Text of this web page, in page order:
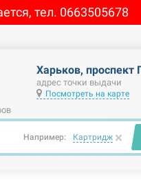
тел. 0663505678
Харьков, проспект
адрес точки выдачи
Посмотреть на карте
Например: Картридж ×